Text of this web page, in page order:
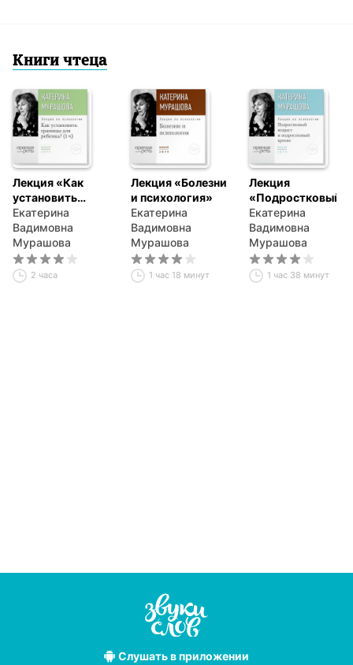
Книги чтеца
Лекция «Как
установить
границы для
ребенка?»
Екатерина
Вадимовна
Мурашова
2 часа
Лекция «Болезни
и психология»
Екатерина
Вадимовна
Мурашова
1 час 18 минут
Лекция
«Подростковый
возраст и
подростковый
кризис»
Екатерина
Вадимовна
Мурашова
1 час 38 минут
Слушатьв приложении
Лучшие